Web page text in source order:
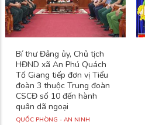
Bí thư Đảng ủy, Chủ tịch
HĐND xã An Phú Quách
Tố Giang tiếp đơn vị Tiểu
đoàn 3 thuộc Trung đoàn
CSCĐ số 10 đến hành
quân dã ngoại
QUỐC PHÒNG - AN NINH